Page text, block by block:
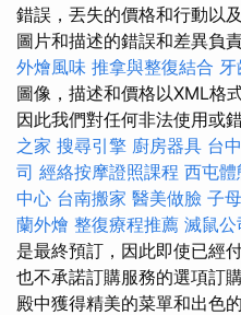
錯誤，丟失的價格和行動以
圖片和描述的錯誤和差異負
外燴風味 推拿與整復結合
圖像，描述和價格以XML格
因此我們對任何非法使用或
之家 搜尋引擎 廚房器具 台
司 經絡按摩證照課程 西屯
中心 台南搬家 醫美做臉 子
蘭外燴 整復療程推薦 滅鼠
是最終預訂，因此即使已經
也不承諾訂購服務的選項訂
殿中獲得精美的菜單和出色